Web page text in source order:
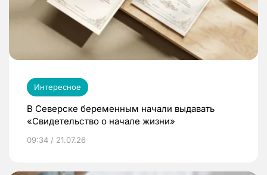
Интересное
В Северске беременным начали выдавать
«Свидетельство о начале жизни»
09:34 / 21.07.26